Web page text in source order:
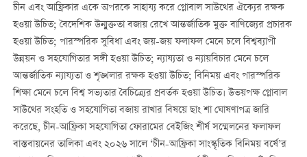
চীন এবং আফ্রিকার একে অপরকে সাহায্য করে গ্লোবাল সাউথের ঐক্যের রক্ষক
হওয়া উচিত; বৈদেশিক উন্মুক্ততা বজায় রেখে আন্তর্জাতিক মুক্ত বাণিজ্যের প্রচারক
হওয়া উচিত; পারস্পরিক সুবিধা এবং জয়-জয় ফলাফল মেনে চলে বিশ্বব্যাপী
উন্নয়ন ও সহযোগিতার সঙ্গী হওয়া উচিত; ন্যায্যতা ও ন্যায়বিচার মেনে চলে
আন্তর্জাতিক ন্যায্যতা ও শৃঙ্খলার রক্ষক হওয়া উচিত; বিনিময় এবং পারস্পরিক
শিক্ষা মেনে চলে বিশ্ব সভ্যতার বৈচিত্র্যের প্রবর্তক হওয়া উচিত। উভয়পক্ষ গ্লোবাল
সাউথের সংহতি ও সহযোগিতা বজায় রাখার বিষয়ে ছাং শা ঘোষণাপত্র জারি
করেছে, চীন-আফ্রিকা সহযোগিতা ফোরামের বেইজিং শীর্ষ সম্মেলনের ফলাফল
বাস্তবায়নের তালিকা এবং ২০২৬ সালে ‘চীন-আফ্রিকা সাংস্কৃতিক বিনিময় বর্ষে’র